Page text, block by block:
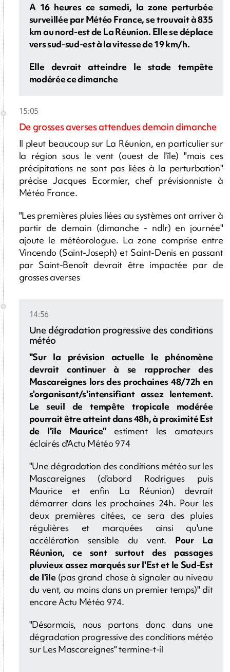
A 16 heures ce samedi, la zone perturbée
surveillée par Météo France, se trouvait à 835
km au nord-est de La Réunion. Elle se déplace
vers sud-sud-est à la vitesse de 19 km/h.
Elle devrait atteindre le stade tempête
modérée ce dimanche
15:05
De grosses averses attendues demain dimanche
Il pleut beaucoup sur La Réunion, en particulier sur
la région sous le vent (ouest de l'île) "mais ces
précipitations ne sont pas liées à la perturbation"
précise Jacques Ecormier, chef prévisionniste à
Météo France.
"Les premières pluies liées au systèmes ont arriver à
partir de demain (dimanche - ndlr) en journée"
ajoute le météorologue. La zone comprise entre
Vincendo (Saint-Joseph) et Saint-Denis en passant
par Saint-Benoît devrait être impactée par de
grosses averses
14:56
Une dégradation progressive des conditions
météo
"Sur la prévision actuelle le phénomène
devrait continuer à se rapprocher des
Mascareignes lors des prochaines 48/72h en
s'organisant/s'intensifiant assez lentement.
Le seuil de tempête tropicale modérée
pourrait être atteint dans 48h, à proximité Est
de l'île Maurice" estiment les amateurs
éclairés d'Actu Météo 974
"Une dégradation des conditions météo sur les
Mascareignes (d'abord Rodrigues puis
Maurice et enfin La Réunion) devrait
démarrer dans les prochaines 24h. Pour les
deux premières citées, ce sera des pluies
régulières et marquées ainsi qu'une
accélération sensible du vent. Pour La
Réunion, ce sont surtout des passages
pluvieux assez marqués sur l'Est et le Sud-Est
de l'île (pas grand chose à signaler au niveau
du vent, au moins dans un premier temps)" dit
encore Actu Météo 974.
"Désormais, nous partons donc dans une
dégradation progressive des conditions météo
sur Les Mascareignes" termine-t-il